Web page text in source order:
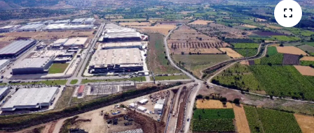
İLÇELER
OTOPARK
TEKNOLOJİ